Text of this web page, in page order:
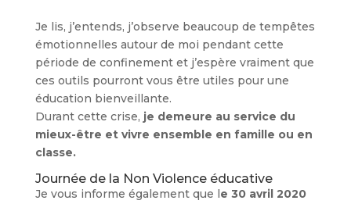
Je lis, j’entends, j’observe beaucoup de tempêtes
émotionnelles autour de moi pendant cette
période de confinement et j’espère vraiment que
ces outils pourront vous être utiles pour une
éducation bienveillante.
Durant cette crise, je demeure au service du
mieux-être et vivre ensemble en famille ou en
classe.
Journée de la Non Violence éducative
Je vous informe également que le 30 avril 2020